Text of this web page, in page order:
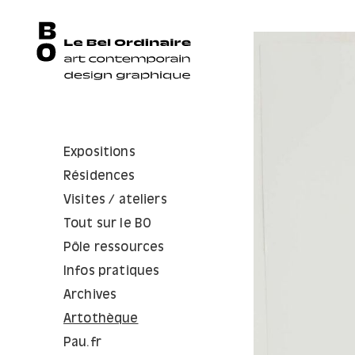
Expositions
Résidences
Visites / ateliers
Tout sur le BO
Pôle ressources
Infos pratiques
Archives
Artothèque
Pau.fr